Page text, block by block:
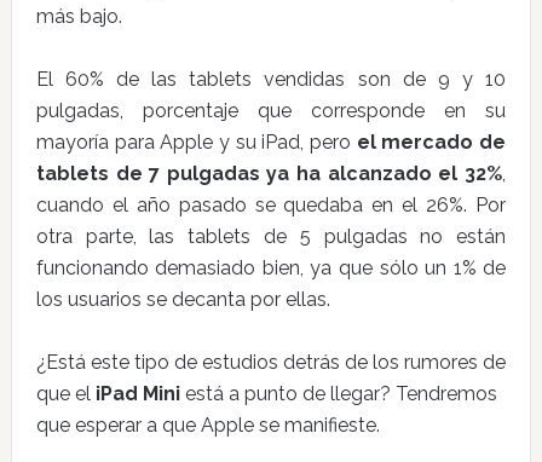
más bajo.
El 60% de las tablets vendidas son de 9 y 10
pulgadas, porcentaje que corresponde en su
mayoría para Apple y su iPad, pero el mercado de
tablets de 7 pulgadas ya ha alcanzado el 32%,
cuando el año pasado se quedaba en el 26%. Por
otra parte, las tablets de 5 pulgadas no están
funcionando demasiado bien, ya que sólo un 1% de
los usuarios se decanta por ellas.
¿Está este tipo de estudios detrás de los rumores de
que el iPad Miniestá a punto de llegar? Tendremos
que esperar a que Apple se manifieste.